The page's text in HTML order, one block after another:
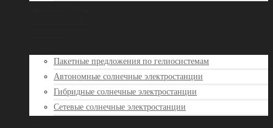
Пакетные предложения по гелиосистемам
Автономные солнечные электростанции
Гибридные солнечные электростанции
Сетевые солнечные электростанции